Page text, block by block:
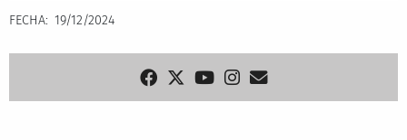
FECHA 19/12/2024